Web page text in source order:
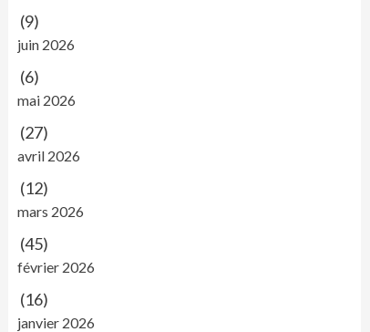
(9)
juin 2026
(6)
mai 2026
(27)
avril 2026
(12)
mars 2026
(45)
février 2026
(16)
janvier 2026